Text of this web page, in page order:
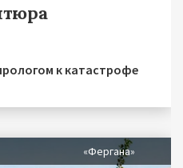
к катастрофе
«Фергана»